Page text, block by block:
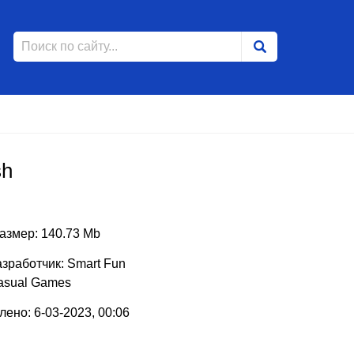
140.73 Mb
Smart Fun
Games
6-03-2023, 00:06